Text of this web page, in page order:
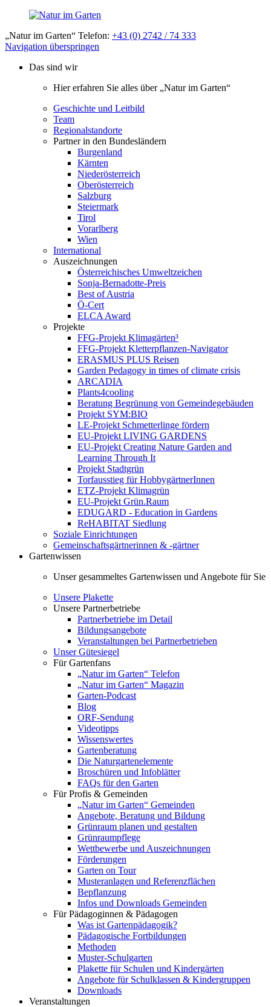
„Natur im Garten“ Telefon: +43 (0) 2742 / 74 333
Navigation überspringen
Das sind wir
Hier erfahren Sie alles über „Natur im Garten“
Geschichte und Leitbild
Team
Regionalstandorte
Partner in den Bundesländern
Burgenland
Kärnten
Niederösterreich
Oberösterreich
Salzburg
Steiermark
Tirol
Vorarlberg
Wien
International
Auszeichnungen
Österreichisches Umweltzeichen
Sonja-Bernadotte-Preis
Best of Austria
Ö-Cert
ELCA Award
Projekte
FFG-Projekt Klimagärten³
FFG-Projekt Kletterpflanzen-Navigator
ERASMUS PLUS Reisen
Garden Pedagogy in times of climate crisis
ARCADIA
Plants4cooling
Beratung Begrünung von Gemeindegebäuden
Projekt SYM:BIO
LE-Projekt Schmetterlinge fördern
EU-Projekt LIVING GARDENS
EU-Projekt Creating Nature Garden and
Learning Through It
Projekt Stadtgrün
Torfausstieg für HobbygärtnerInnen
ETZ-Projekt Klimagrün
EU-Projekt Grün.Raum
EDUGARD - Education in Gardens
ReHABITAT Siedlung
Soziale Einrichtungen
Gemeinschaftsgärtnerinnen & -gärtner
Gartenwissen
Unser gesammeltes Gartenwissen und Angebote für Sie
Unsere Plakette
Unsere Partnerbetriebe
Partnerbetriebe im Detail
Bildungsangebote
Veranstaltungen bei Partnerbetrieben
Unser Gütesiegel
Für Gartenfans
„Natur im Garten“ Telefon
„Natur im Garten“ Magazin
Garten-Podcast
Blog
ORF-Sendung
Videotipps
Wissenswertes
Gartenberatung
Die Naturgartenelemente
Broschüren und Infoblätter
FAQs für den Garten
Für Profis & Gemeinden
„Natur im Garten“ Gemeinden
Angebote, Beratung und Bildung
Grünraum planen und gestalten
Grünraumpflege
Wettbewerbe und Auszeichnungen
Förderungen
Garten on Tour
Musteranlagen und Referenzflächen
Bepflanzung
Infos und Downloads Gemeinden
Für Pädagoginnen & Pädagogen
Was ist Gartenpädagogik?
Pädagogische Fortbildungen
Methoden
Muster-Schulgarten
Plakette für Schulen und Kindergärten
Angebote für Schulklassen & Kindergruppen
Downloads
Veranstaltungen